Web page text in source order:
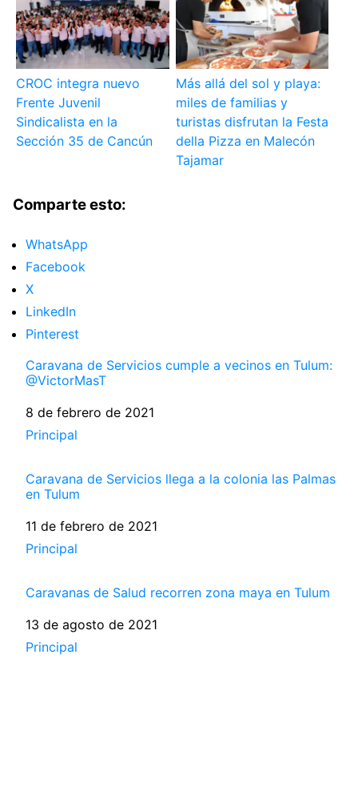
CROC integra nuevo
Frente Juvenil
Sindicalista en la
Sección 35 de Cancún
Más allá del sol y playa:
miles de familias y
turistas disfrutan la Festa
della Pizza en Malecón
Tajamar
Comparte esto:
WhatsApp
Facebook
X
LinkedIn
Pinterest
Caravana de Servicios cumple a vecinos en Tulum:
@VictorMasT
Fecha
8 de febrero de 2021
Respecto a
Principal
Caravana de Servicios llega a la colonia las Palmas
en Tulum
Fecha
11 de febrero de 2021
Respecto a
Principal
Caravanas de Salud recorren zona maya en Tulum
Fecha
13 de agosto de 2021
Respecto a
Principal